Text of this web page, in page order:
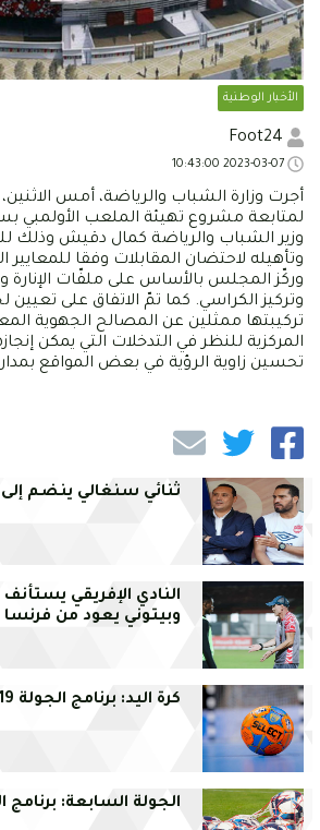
الأخبار الوطنية
أجرت وزارة الشباب والرياضة، أمس
لمتابعة مشروع تهيئة الملعب
وزير الشباب والرياضة كمال دقيش وذلك
وتأهيله لاحتضان المقابلات وفقا للمعايير
وركّز المجلس بالأساس على ملفّات الإنارة
وتركيز الكراسي. كما تمّ الاتفاق على
تركيبتها ممثلين عن المصالح الجهوية
المركزية للنظر في التدخلات التي يمكن
تحسين زاوية الرؤية في بعض المواقع
ثنائي سنغالي ينضم إلى
النادي الإفريقي يستأنف
وبيتوني يعود من فرنسا
كرة اليد: برنامج الجولة 19 للبطولة
الجولة السابعة: برنامج